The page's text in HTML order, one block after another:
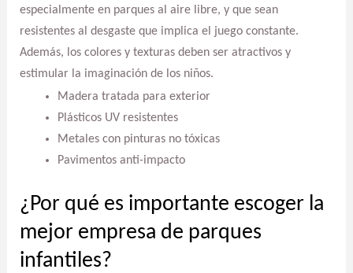
especialmente en parques al aire libre, y que sean
resistentes al desgaste que implica el juego constante.
Además, los colores y texturas deben ser atractivos y
estimular la imaginación de los niños.
Madera tratada para exterior
Plásticos UV resistentes
Metales con pinturas no tóxicas
Pavimentos anti-impacto
¿Por qué es importante escoger la
mejor empresa de parques
infantiles?